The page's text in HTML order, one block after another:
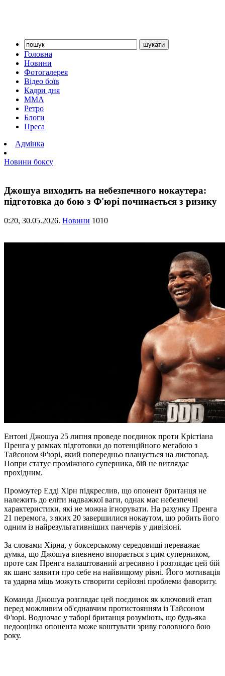
Головна
Новини
Фотогалерея
Відео боїв
Кадри дня
ММА
Ретро
Блоги
Преса
Адмінка
Новини боксу
Джошуа виходить на небезпечного нокаутера:
підготовка до бою з Ф'юрі починається з ризику
0:20, 30.05.2026. Новини 1010
Ентоні Джошуа 25 липня проведе поєдинок проти Крістіана
Пренга у рамках підготовки до потенційного мегабою з
Тайсоном Ф'юрі, який попередньо планується на листопад.
Попри статус проміжного суперника, бій не виглядає
прохідним.
Промоутер Едді Хірн підкреслив, що опонент британця не
належить до еліти надважкої ваги, однак має небезпечні
характеристики, які не можна ігнорувати. На рахунку Пренга
21 перемога, з яких 20 завершилися нокаутом, що робить його
одним із найрезультативніших панчерів у дивізіоні.
За словами Хірна, у боксерському середовищі переважає
думка, що Джошуа впевнено впорається з цим суперником,
проте сам Пренга налаштований агресивно і розглядає цей бій
як шанс заявити про себе на найвищому рівні. Його мотивація
та ударна міць можуть створити серйозні проблеми фавориту.
Команда Джошуа розглядає цей поєдинок як ключовий етап
перед можливим об'єднавчим протистоянням із Тайсоном
Ф'юрі. Водночас у таборі британця розуміють, що будь-яка
недооцінка опонента може коштувати зриву головного бою
року.